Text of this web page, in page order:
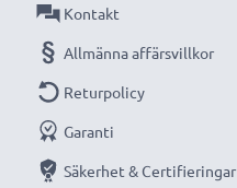
Kontakt
Allmänna affärsvillkor
Returpolicy
Garanti
Säkerhet & Certifieringar